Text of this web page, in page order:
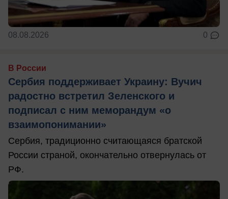
08.08.2026 0
В России
Сербия поддерживает Украину: Вучич
радостно встретил Зеленского и
подписал с ним меморандум «о
взаимопонимании»
Сербия, традиционно считающаяся братской
России страной, окончательно отвернулась от
РФ.